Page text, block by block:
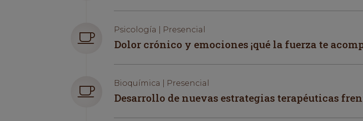
Psicología | Presencial
Dolor crónico y emociones ¡qué la fuerza te
Bioquímica | Presencial
Desarrollo de nuevas estrategias terapéuticas